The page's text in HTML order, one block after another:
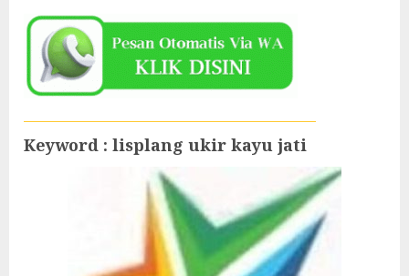
Keyword : lisplang ukir kayu jati